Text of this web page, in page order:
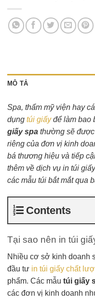
MÔ TẢ
Spa, thẩm mỹ viện hay
dụng túi giấyđể làm bao
giấy spa thường sẽ
riêng của đơn vị kinh
bá thương hiệu và tiếp
thêm về dịch vụ in túi
các mẫu túi bắt mắt qua
Contents
Tại sao nên in túi
Nhiều cơ sở kinh doanh
đầu tư in túi giấy chất
phẩm. Các mẫu túi giấy
các đơn vị kinh doanh